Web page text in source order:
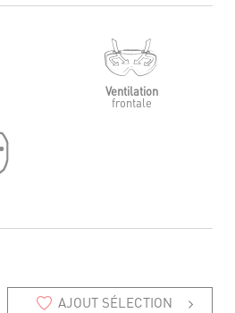
Ventilation
frontale
AJOUT SÉLECTION